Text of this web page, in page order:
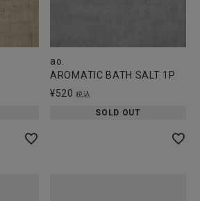
ao.
AROMATIC BATH SALT 1P
¥520 税込
SOLD OUT